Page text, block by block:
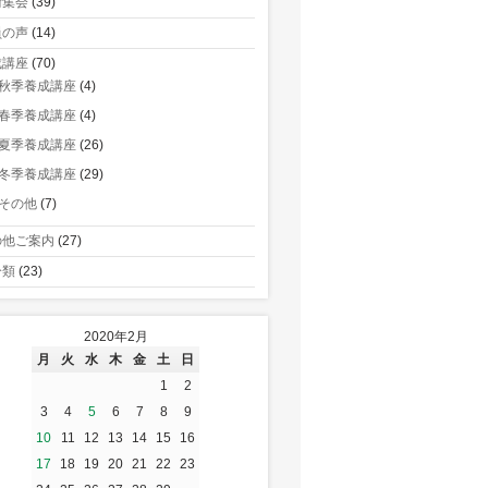
声 (14)
座 (70)
季養成講座 (4)
季養成講座 (4)
夏季養成講座 (26)
季養成講座 (29)
その他 (7)
ご案内 (27)
(23)
2020年2月
月
火 水 木 金 土
日
1
2
3
4 5 6 7 8
9
10
11 12 13 14 15
16
17
18 19 20 21 22
23